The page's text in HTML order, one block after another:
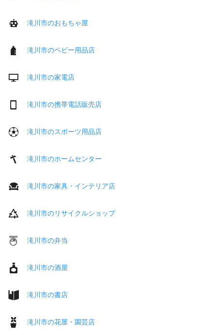
滝川市のおもちゃ屋
滝川市のベビー用品店
滝川市の家電店
滝川市の携帯電話販売店
滝川市のスポーツ用品店
滝川市のホームセンター
滝川市の家具・インテリア店
滝川市のリサイクルショップ
滝川市の弁当
滝川市の酒屋
滝川市の書店
滝川市の花屋・園芸店